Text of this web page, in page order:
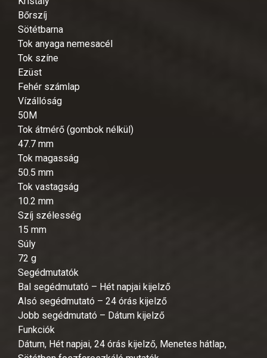
Bőrszíj
Sötétbarna
Tok anyaga nemesacél
Tok színe
Ezüst
Fehér számlap
Vízállóság
50M
Tok átmérő (gombok nélkül)
47.7 mm
Tok magasság
50.5 mm
Tok vastagság
10.2 mm
Szíj szélesség
15 mm
Súly
72 g
Segédmutatók
Bal segédmutató – Hét napjai kijelző
Alsó segédmutató – 24 órás kijelző
Jobb segédmutató – Dátum kijelző
Funkciók
Dátum, Hét napjai, 24 órás kijelző, Menetes hátlap,